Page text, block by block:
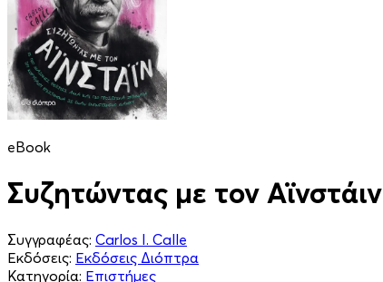
eBook
Συζητώντας με τον Αϊνστάιν
Συγγραφέας: Carlos I. Calle
Εκδόσεις: Εκδόσεις Διόπτρα
Κατηγορία: Επιστήμες